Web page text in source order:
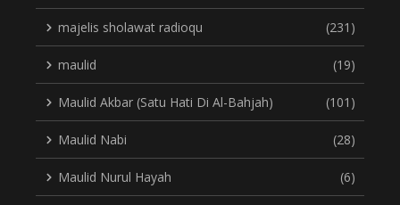
majelis sholawat radioqu (231)
maulid (19)
Maulid Akbar (Satu Hati Di Al-Bahjah) (101)
Maulid Nabi (28)
Maulid Nurul Hayah (6)